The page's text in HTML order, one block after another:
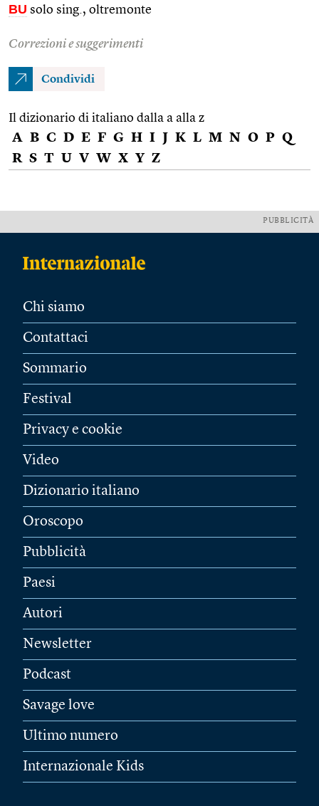
BU solo sing., oltremonte
Correzioni e suggerimenti
Condividi
Il dizionario di italiano dalla a alla z
A B C D E F G H I J K L M N O P Q
R S T U V W X Y Z
PUBBLICITÀ
Chi siamo
Contattaci
Sommario
Festival
Privacy e cookie
Video
Dizionario italiano
Oroscopo
Pubblicità
Paesi
Autori
Newsletter
Podcast
Savage love
Ultimo numero
Internazionale Kids